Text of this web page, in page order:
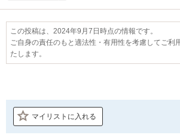
この投稿は、2024年9月7日時点の情報です。
ご自身の責任のもと適法性・有用性を考慮してご利
たします。
マイリストに入れる